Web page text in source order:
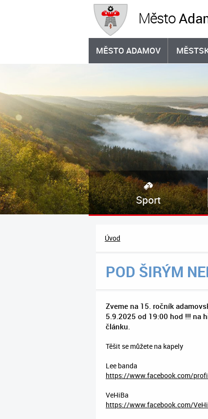
Město
MĚSTO ADAMOV
Sport
Úvod
POD ŠIRÝM
Zveme na 15. ročník
5.9.2025 od 19:00 hod !!! na
článku.
Těšit se můžete na kapely
Lee banda
https://www.facebook.com/
VeHiBa
https://www.facebook.com/